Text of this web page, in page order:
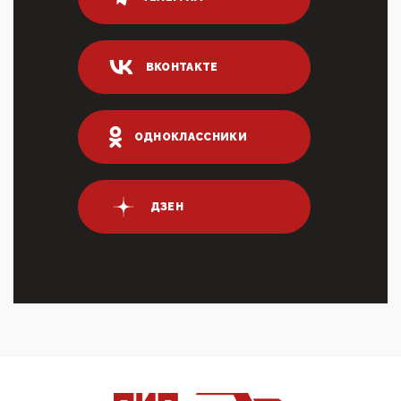
80% сирийцев в ФРГ должны вернуться на родину.
04:47, 10 Апреля 2026
ИНН для переводов по СБП это первый шаг из
логических двухЗаполнение ИНН при любых
переводах по ...
03:35, 10 Апреля 2026
Суммарное вознаграждение менеджменту в 15
крупных банках по итогам 2025 года превысило 63
03:01, 10 Апреля 2026
Террорист и убийца Буданов вальяжно сообщил,
что союзники просили Киев не наносить удары по
входМошенники активно пользуются аккаунтами на
ВКОНТАКТЕ
ОДНОКЛАССНИКИ
ДЗЕН